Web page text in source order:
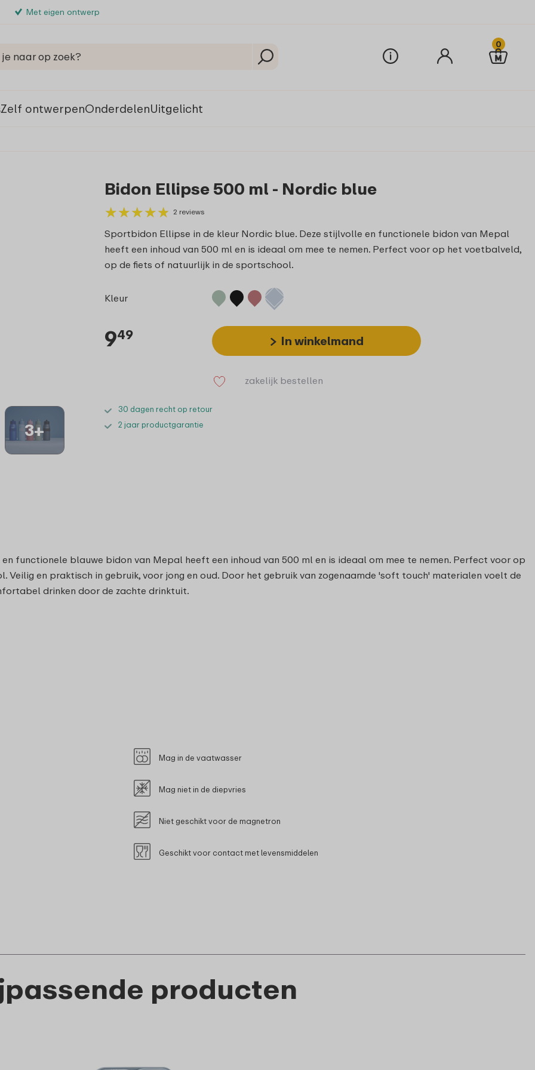
Met eigen ontwerp
0
Zelf ontwerpenOnderdelenUitgelicht
3+
Bidon Ellipse 500 ml - Nordic blue
★★★★★
★★★★★ 2 reviews
Sportbidon Ellipse in de kleur Nordic blue. Deze stijlvolle en functionele bidon van Mepal
heeft een inhoud van 500 ml en is ideaal om mee te nemen. Perfect voor op het voetbalveld,
op de fiets of natuurlijk in de sportschool.
Kleur
949 In winkelmand
zakelijk bestellen
30 dagen recht op retour
2 jaar productgarantie
functionele blauwe bidon van Mepal heeft een inhoud van 500 ml en is ideaal om mee te nemen. Perfect voor op
en praktisch in gebruik, voor jong en oud. Door het gebruik van zogenaamde 'soft touch' materialen voelt de
drinken door de zachte drinktuit.
Mag in de vaatwasser
Mag niet in de diepvries
Niet geschikt voor de magnetron
Geschikt voor contact met levensmiddelen
producten